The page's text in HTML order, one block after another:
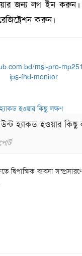
জন্য লগ ইন করুন।
করুন।
হ্যাকড হওয়ার কিছু
দ্বিপাক্ষিক ব্যবসা